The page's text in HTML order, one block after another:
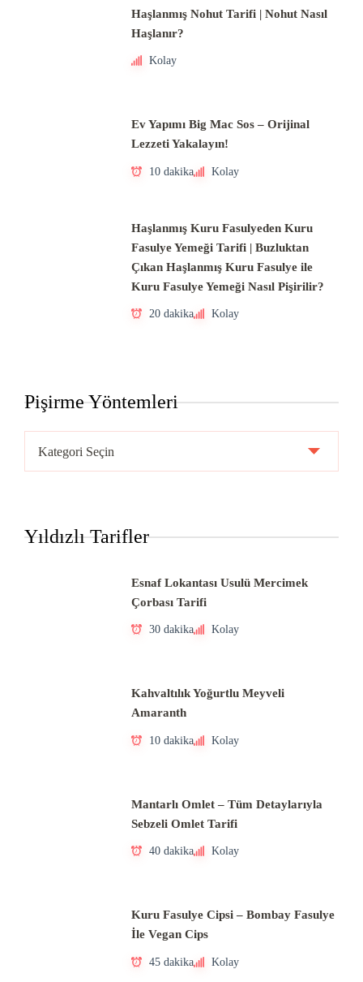
Haşlanmış Nohut Tarifi | Nohut Nasıl
Haşlanır?
Kolay
Ev Yapımı Big Mac Sos – Orijinal
Lezzeti Yakalayın!
10 dakika Kolay
Haşlanmış Kuru Fasulyeden Kuru
Fasulye Yemeği Tarifi | Buzluktan
Çıkan Haşlanmış Kuru Fasulye ile
Kuru Fasulye Yemeği Nasıl Pişirilir?
20 dakika Kolay
Pişirme Yöntemleri
Yöntemleri
Yıldızlı Tarifler
Esnaf Lokantası Usulü Mercimek
Çorbası Tarifi
30 dakika Kolay
Kahvaltılık Yoğurtlu Meyveli
Amaranth
10 dakika Kolay
Mantarlı Omlet – Tüm Detaylarıyla
Sebzeli Omlet Tarifi
40 dakika Kolay
Kuru Fasulye Cipsi – Bombay Fasulye
İle Vegan Cips
45 dakika Kolay